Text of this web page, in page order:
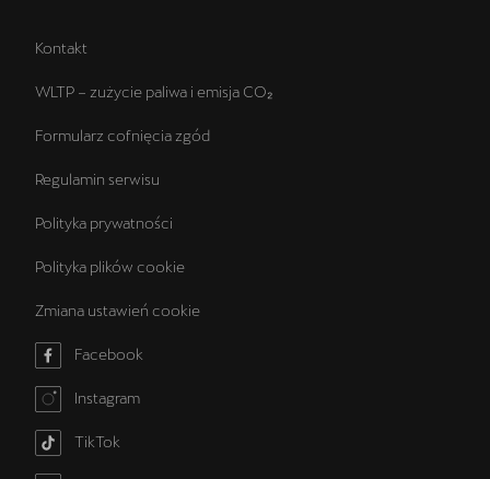
Kontakt
WLTP – zużycie paliwa i emisja CO₂
Formularz cofnięcia zgód
Regulamin serwisu
Polityka prywatności
Polityka plików cookie
Zmiana ustawień cookie
Facebook
Instagram
TikTok